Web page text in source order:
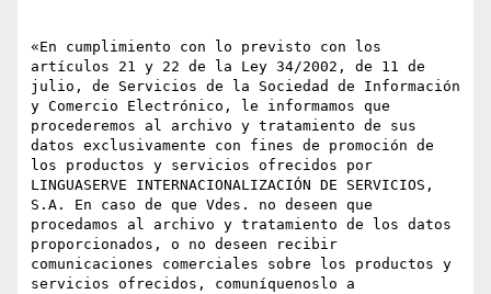
«En cumplimiento con lo previsto con los
artículos 21 y 22 de la Ley 34/2002, de 11 de
julio, de Servicios de la Sociedad de Información
y Comercio Electrónico, le informamos que
procederemos al archivo y tratamiento de sus
datos exclusivamente con fines de promoción de
los productos y servicios ofrecidos por
LINGUASERVE INTERNACIONALIZACIÓN DE SERVICIOS,
S.A. En caso de que Vdes. no deseen que
procedamos al archivo y tratamiento de los datos
proporcionados, o no deseen recibir
comunicaciones comerciales sobre los productos y